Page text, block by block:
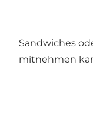
Sandwiches
mitnehmen